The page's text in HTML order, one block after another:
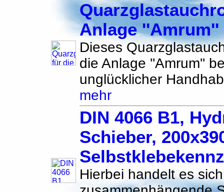
Anlage ''Amrum''
Dieses
die Anlage ''Amrum''
unglücklicher
mehr
DIN 4066 B1,
Schieber,
Hierbei handelt es